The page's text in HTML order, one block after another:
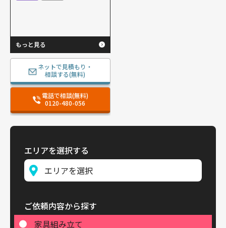
もっと見る
ネットで見積もり・
相談する(無料)
電話で相談(無料)
0120-480-056
エリアを選択する
ご依頼内容から探す
家具組み立て